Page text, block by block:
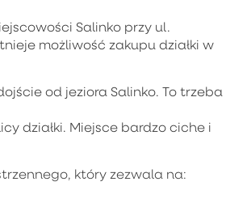
Salinko przy ul.
możliwość zakupu działki w
od jeziora Salinko. To trzeba
działki. Miejsce bardzo ciche i
który zezwala na: